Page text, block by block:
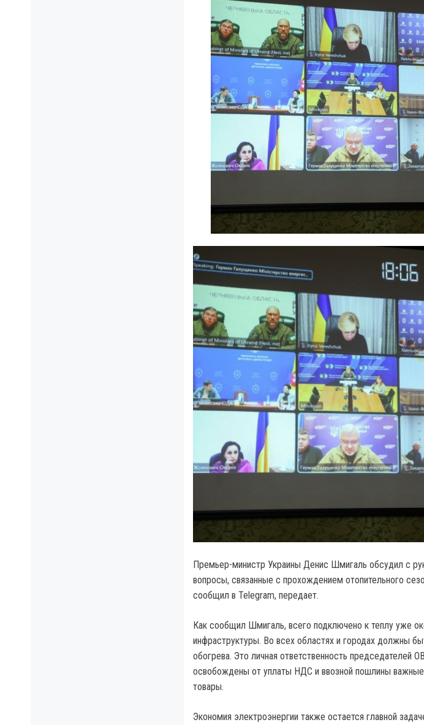
Премьер-министр Украины Денис Шмигаль обсудил с
вопросы, связанные с прохождением отопительного
сообщил в Telegram, передает.
Как сообщил Шмигаль, всего подключено к теплу уже
инфраструктуры. Во всех областях и городах должны
обогрева. Это личная ответственность председателей
освобождены от уплаты НДС и ввозной пошлины
товары.
Экономия электроэнергии также остается главной